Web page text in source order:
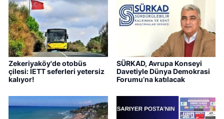
Zekeriyaköy'de otobüs
çilesi: İETT seferleri yetersiz
kalıyor!
SÜRKAD, Avrupa Konseyi
Davetiyle Dünya Demokrasi
Forumu’na katılacak